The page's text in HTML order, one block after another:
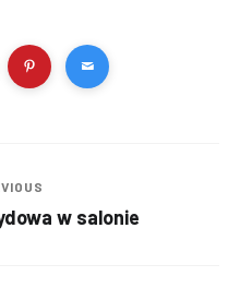
w salonie